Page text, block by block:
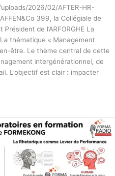
2026/02/AFTER-HR-
399, la Collégiale de
Président de l’ARFORGHE La
thématique « Management
être. Le thème central de cette
intergénérationnel, de
L’objectif est clair : impacter